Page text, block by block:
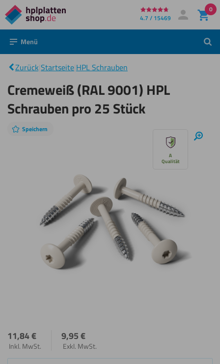
Direkt
zum
Inhalt
4.7 / 15469 Mein Konto
Anmelden
0
Menü
Zurück Startseite HPL Schrauben
Cremeweiß
(RAL 9001)
HPL
Schrauben
Stück
Cremeweiß (RAL 9001) HPL
Schrauben pro 25 Stück
Speichern
A
Qualität
11,84€
Inkl. MwSt.
9,95€
Exkl. MwSt.